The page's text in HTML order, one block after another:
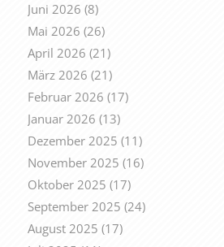
Juni 2026 (8)
Mai 2026 (26)
April 2026 (21)
März 2026 (21)
Februar 2026 (17)
Januar 2026 (13)
Dezember 2025 (11)
November 2025 (16)
Oktober 2025 (17)
September 2025 (24)
August 2025 (17)